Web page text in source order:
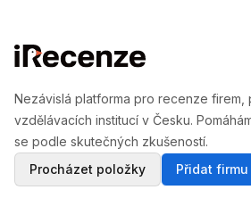
Nezávislá platforma pro recenze firem,
vzdělávacích institucí v Česku.
se podle skutečných zkušeností.
Procházet položky
Přidat firmu